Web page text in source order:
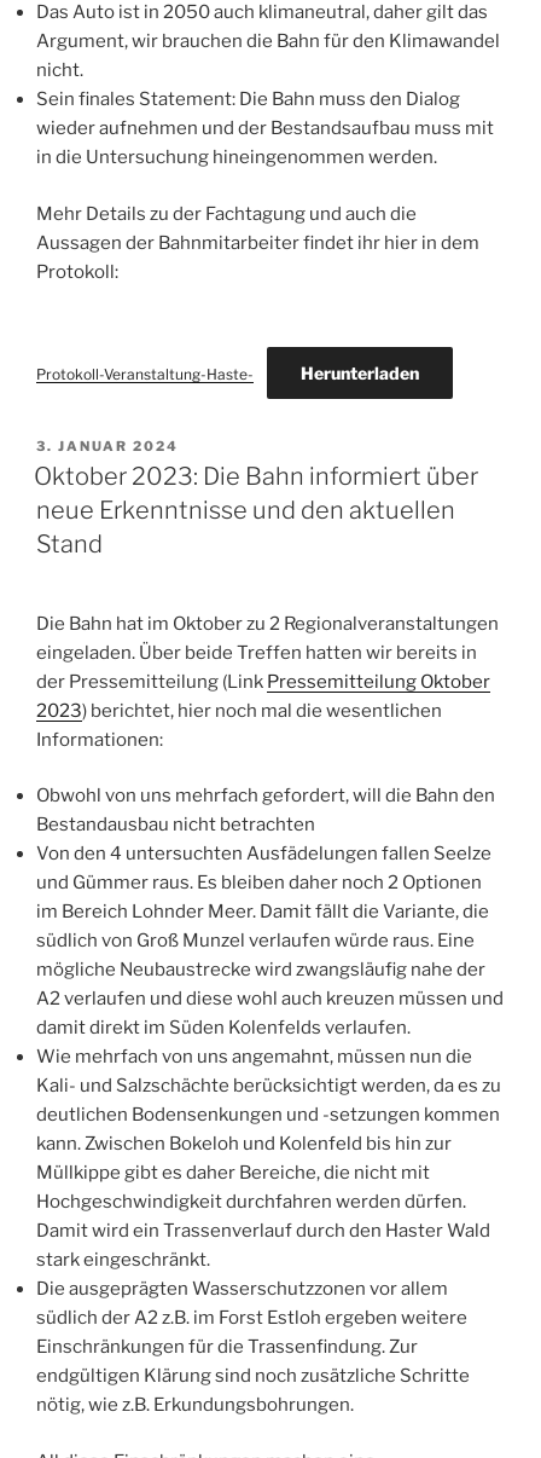
Das Auto ist in 2050 auch klimaneutral, daher gilt das
Argument, wir brauchen die Bahn für den Klimawandel
nicht.
Sein finales Statement: Die Bahn muss den Dialog
wieder aufnehmen und der Bestandsaufbau muss mit
in die Untersuchung hineingenommen werden.
Mehr Details zu der Fachtagung und auch die
Aussagen der Bahnmitarbeiter findet ihr hier in dem
Protokoll:
Protokoll-Veranstaltung-Haste- Herunterladen
VERÖFFENTLICHT
AM
3. JANUAR 2024
Oktober 2023: Die Bahn informiert über
neue Erkenntnisse und den aktuellen
Stand
Die Bahn hat im Oktober zu 2 Regionalveranstaltungen
eingeladen. Über beide Treffen hatten wir bereits in
der Pressemitteilung (Link Pressemitteilung Oktober
2023) berichtet, hier noch mal die wesentlichen
Informationen:
Obwohl von uns mehrfach gefordert, will die Bahn den
Bestandausbau nicht betrachten
Von den 4 untersuchten Ausfädelungen fallen Seelze
und Gümmer raus. Es bleiben daher noch 2 Optionen
im Bereich Lohnder Meer. Damit fällt die Variante, die
südlich von Groß Munzel verlaufen würde raus. Eine
mögliche Neubaustrecke wird zwangsläufig nahe der
A2 verlaufen und diese wohl auch kreuzen müssen und
damit direkt im Süden Kolenfelds verlaufen.
Wie mehrfach von uns angemahnt, müssen nun die
Kali- und Salzschächte berücksichtigt werden, da es zu
deutlichen Bodensenkungen und -setzungen kommen
kann. Zwischen Bokeloh und Kolenfeld bis hin zur
Müllkippe gibt es daher Bereiche, die nicht mit
Hochgeschwindigkeit durchfahren werden dürfen.
Damit wird ein Trassenverlauf durch den Haster Wald
stark eingeschränkt.
Die ausgeprägten Wasserschutzzonen vor allem
südlich der A2 z.B. im Forst Estloh ergeben weitere
Einschränkungen für die Trassenfindung. Zur
endgültigen Klärung sind noch zusätzliche Schritte
nötig, wie z.B. Erkundungsbohrungen.